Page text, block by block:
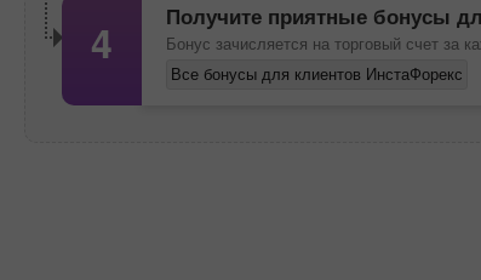
4 Получите приятные бонусы
Бонус зачисляется на торговый счет за
Все бонусы для клиентов ИнстаФорекс